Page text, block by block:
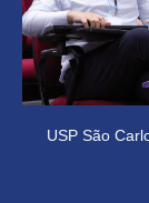
USP São